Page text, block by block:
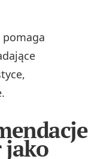
pomaga
jako